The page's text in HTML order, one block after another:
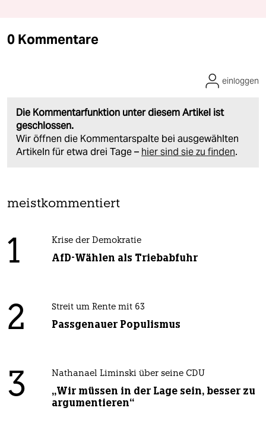
0 Kommentare
Die Kommentarfunktion unter diesem Artikel ist
geschlossen.
Wir öffnen die Kommentarspalte bei ausgewählten
Artikeln für etwa drei Tage – hier sind sie zu finden.
einloggen
meistkommentiert
1 Krise der Demokratie
AfD-Wählen als Triebabfuhr
2 Streit um Rente mit 63
Passgenauer Populismus
3 Nathanael Liminski über seine CDU
„Wir müssen in der Lage sein, besser zu
argumentieren“